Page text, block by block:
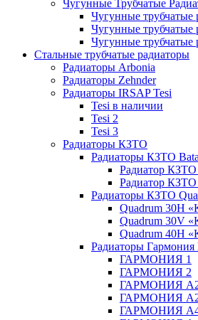
Чугунные Трубчатые
Чугунные
Чугунные трубчатые
Чугунные
Стальные трубчатые радиаторы
Радиаторы Arbonia
Радиаторы Zehnder
Радиаторы IRSAP Tesi
Tesi в наличии
Tesi 2
Tesi 3
Радиаторы КЗТО
Радиаторы КЗТО
Радиатор КЗТО
Радиатор КЗТО
Радиаторы КЗТО
Quadrum 30H
Quadrum 30V
Quadrum 40H
Радиаторы
ГАРМОНИЯ 1
ГАРМОНИЯ 2
ГАРМОНИЯ
ГАРМОНИЯ
ГАРМОНИЯ